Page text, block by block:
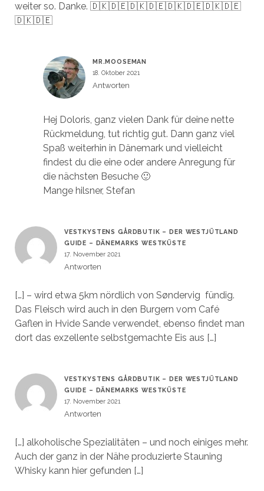
weiter so. Danke. 🇩🇰🇩🇪🇩🇰🇩🇪🇩🇰🇩🇪🇩🇰🇩🇪
🇩🇰🇩🇪
MR.MOOSEMAN
18. Oktober 2021
Antworten
Hej Doloris, ganz vielen Dank für deine nette
Rückmeldung, tut richtig gut. Dann ganz viel
Spaß weiterhin in Dänemark und vielleicht
findest du die eine oder andere Anregung für
die nächsten Besuche 🙂
Mange hilsner, Stefan
VESTKYSTENS GÅRDBUTIK – DER WESTJÜTLAND
GUIDE – DÄNEMARKS WESTKÜSTE
17. November 2021
Antworten
[…] – wird etwa 5km nördlich von Søndervig fündig.
Das Fleisch wird auch in den Burgern vom Café
Gaflen in Hvide Sande verwendet, ebenso findet man
dort das exzellente selbstgemachte Eis aus […]
VESTKYSTENS GÅRDBUTIK – DER WESTJÜTLAND
GUIDE – DÄNEMARKS WESTKÜSTE
17. November 2021
Antworten
[…] alkoholische Spezialitäten – und noch einiges mehr.
Auch der ganz in der Nähe produzierte Stauning
Whisky kann hier gefunden […]